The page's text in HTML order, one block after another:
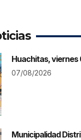
Huachitas,
07/08/2026
Municipalidad